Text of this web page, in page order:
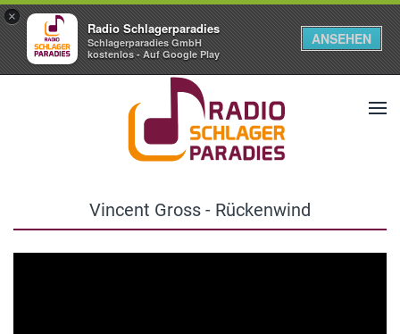
×
Radio Schlagerparadies
Schlagerparadies GmbH
kostenlos - Auf Google Play
ANSEHEN
Vincent Gross - Rückenwind